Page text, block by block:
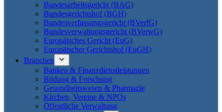
Bundesarbeitsgericht (BAG)
Bundesgerichtshof (BGH)
Bundesverfassungsgericht (BVerfG)
Bundesverwaltungsgericht (BVerwG)
Europäisches Gericht (EuG)
Europäischer Gerichtshof (EuGH)
Branchen
Banken & Finanzdienstleistungen
Bildung & Forschung
Gesundheitswesen & Pharmazie
Kirchen, Vereine & NPOs
Öffentliche Verwaltung